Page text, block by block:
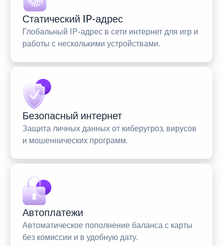
Статический IP-адрес
Глобальный IP-адрес в сети интернет для игр и
работы с несколькими устройствами.
Безопасный интернет
Защита личных данных от киберугроз, вирусов
и мошеннических программ.
Автоплатежи
Автоматическое пополнение баланса с карты
без комиссии и в удобную дату.